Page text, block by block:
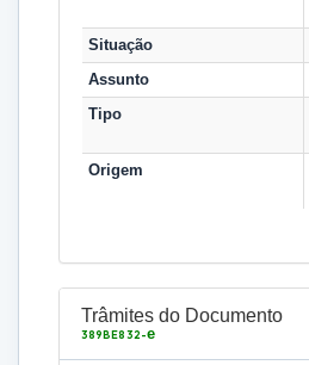
Situação
Assunto
Tipo
Origem
Trâmites do Documento
389BE832-e